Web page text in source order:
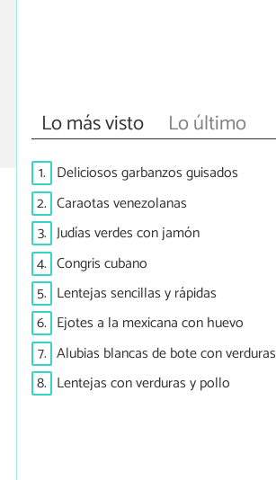
Lo más visto Lo último
1. Deliciosos garbanzos guisados
2. Caraotas venezolanas
3. Judías verdes con jamón
4. Congris cubano
5. Lentejas sencillas y rápidas
6. Ejotes a la mexicana con huevo
7. Alubias blancas de bote con verduras
8. Lentejas con verduras y pollo